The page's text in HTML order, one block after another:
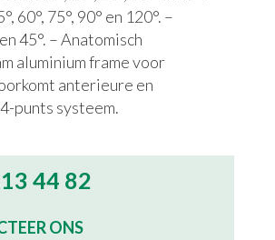
60°, 75°, 90° en 120°. –
45°. – Anatomisch
aluminium frame voor
anterieure en
punts systeem.
44 82
ONS